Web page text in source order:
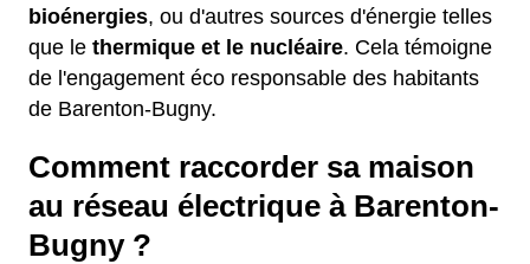
bioénergies, ou d'autres sources d'énergie telles
que le thermique et le nucléaire. Cela témoigne
de l'engagement éco responsable des habitants
de Barenton-Bugny.
Comment raccorder sa maison
au réseau électrique à Barenton-
Bugny ?